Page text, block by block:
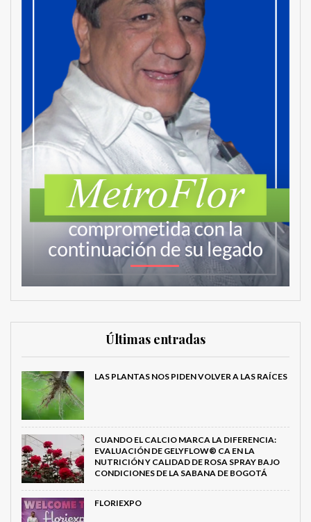
Últimas entradas
LAS PLANTAS NOS PIDEN VOLVER A LAS RAÍCES
CUANDO EL CALCIO MARCA LA DIFERENCIA:
EVALUACIÓN DE GELYFLOW® CA EN LA
NUTRICIÓN Y CALIDAD DE ROSA SPRAY BAJO
CONDICIONES DE LA SABANA DE BOGOTÁ
FLORIEXPO